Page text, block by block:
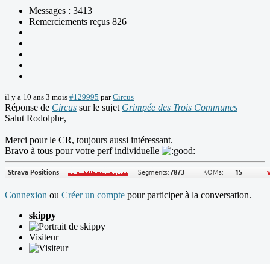
Messages : 3413
Remerciements reçus 826
il y a 10 ans 3 mois #129995 parCircus
Réponse de Circus sur le sujet Grimpée des Trois Communes
Salut Rodolphe,
Merci pour le CR, toujours aussi intéressant.
Bravo à tous pour votre perf individuelle
Connexion ou Créer un compte pour participer à la conversation.
skippy
Visiteur